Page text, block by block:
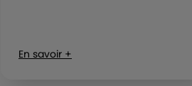
En savoir +